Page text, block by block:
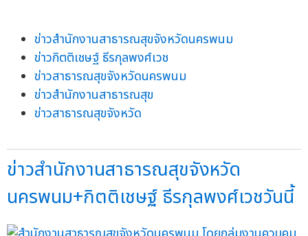
ข่าวสำนักงานสาธารณสุขจังหวัดนครพนม
ข่าวกิตติเชษฐ์ ธีรกุลพงศ์เวช
ข่าวสาธารณสุขจังหวัดนครพนม
ข่าวสำนักงานสาธารณสุข
ข่าวสาธารณสุขจังหวัด
ข่าวสำนักงานสาธารณสุขจังหวัด
นครพนม+กิตติเชษฐ์ ธีรกุลพงศ์เวชวันนี้